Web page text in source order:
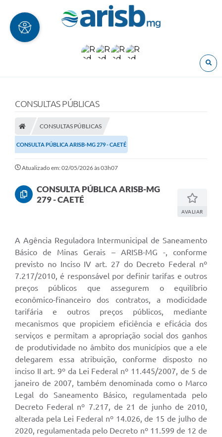
CONSULTAS PÚBLICAS
CONSULTAS PÚBLICAS
CONSULTA PÚBLICA ARISB-MG 279 - CAETÉ
Atualizado em: 02/05/2026 às 03h07
CONSULTA PÚBLICA ARISB-MG
279 - CAETÉ
AVALIAR
A Agência Reguladora Intermunicipal de Saneamento
Básico de Minas Gerais – ARISB-MG -, conforme
previsto no Inciso IV art. 27 do Decreto Federal nº
7.217/2010, é responsável por definir tarifas e outros
preços públicos que assegurem o equilíbrio
econômico-financeiro dos contratos, a modicidade
tarifária e outros preços públicos, mediante
mecanismos que propiciem eficiência e eficácia dos
serviços e permitam a apropriação social dos ganhos
de produtividade no âmbito dos municípios que a ele
delegarem essa atribuição, conforme disposto no
inciso II art. 9º da Lei Federal nº 11.445/2007, de 5 de
janeiro de 2007, também denominada como o Marco
Legal do Saneamento Básico, regulamentada pelo
Decreto Federal nº 7.217, de 21 de junho de 2010,
alterada pela Lei Federal nº 14.026, de 15 de julho de
2020, regulamentada pelo Decreto nº 11.599 de 12 de